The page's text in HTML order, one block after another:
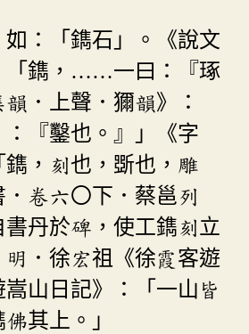
如：「鐫石」。《說文
「鐫，……一曰：『琢
．上聲．獮韻》：
：『鑿也。』」《字
，刻也，斲也，雕
卷六〇下．蔡邕列
丹於碑，使工鐫刻立
．徐宏祖《徐霞客遊
山日記》：「一山皆
其上。」